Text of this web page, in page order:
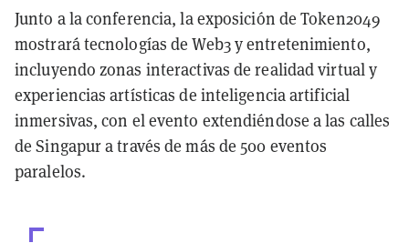
Junto a la conferencia, la exposición de Token2049
mostrará tecnologías de Web3 y entretenimiento,
incluyendo zonas interactivas de realidad virtual y
experiencias artísticas de inteligencia artificial
inmersivas, con el evento extendiéndose a las calles
de Singapur a través de más de 500 eventos
paralelos.